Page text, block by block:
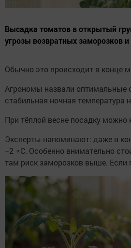
Высадка томатов в открытый
угрозы возвратных заморозков
Обычно это происходит в конце
Агрономы назвали оптимальные
стабильная ночная температура
При тёплой весне посадку
Эксперты напоминают: даже в
−2 ∘C. Особенно внимательно
там риск заморозков выше. Если